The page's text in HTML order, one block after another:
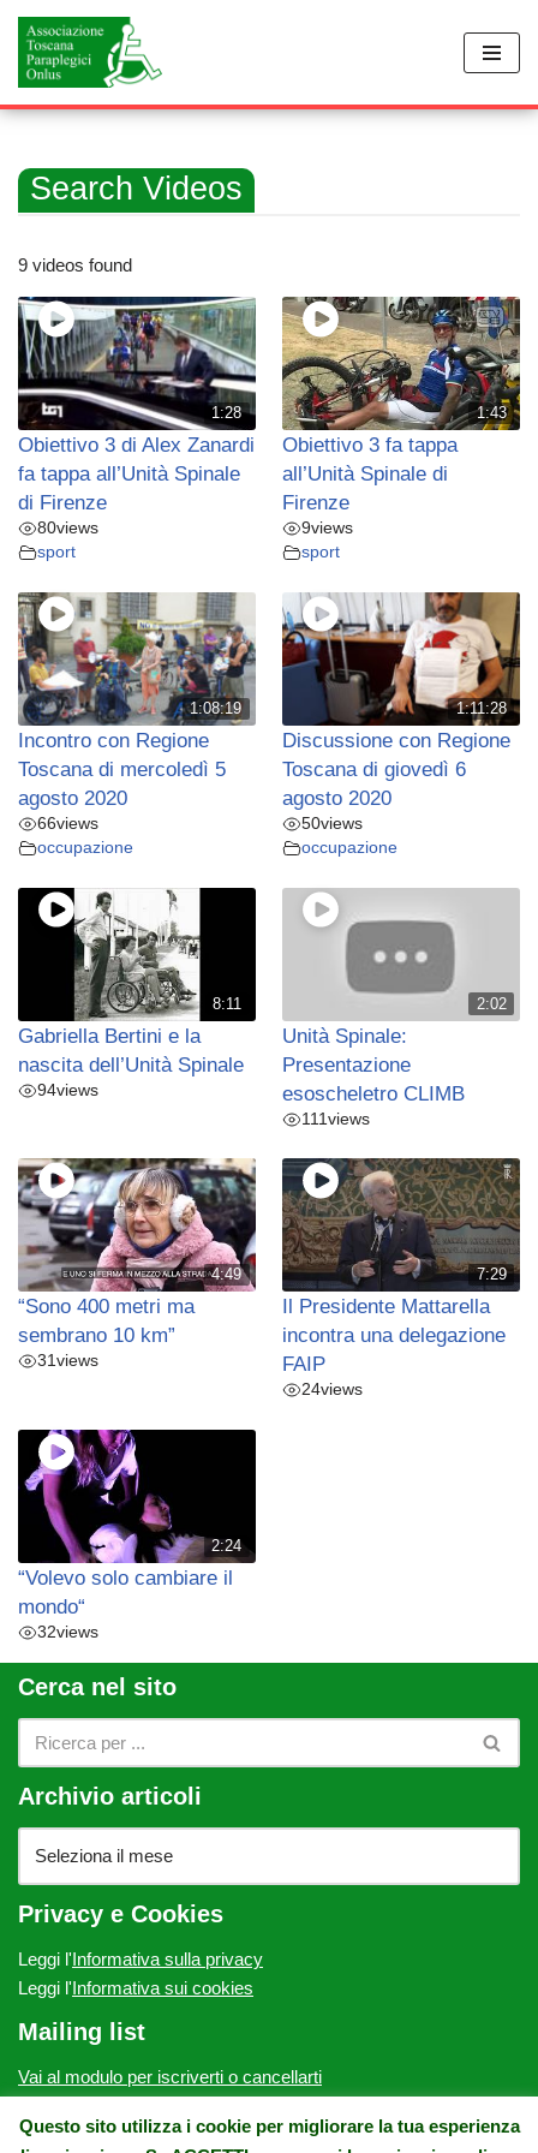
Vai
al
contenuto
Search Videos
9 videos found
1:28
Obiettivo 3 di Alex Zanardi
fa tappa all’Unità Spinale
di Firenze
80views
sport
1:43
Obiettivo 3 fa tappa
all’Unità Spinale di
Firenze
9views
sport
1:08:19
Incontro con Regione
Toscana di mercoledì 5
agosto 2020
66views
occupazione
1:11:28
Discussione con Regione
Toscana di giovedì 6
agosto 2020
50views
occupazione
8:11
Gabriella Bertini e la
nascita dell’Unità Spinale
94views
2:02
Unità Spinale:
Presentazione
esoscheletro CLIMB
111views
4:49
“Sono 400 metri ma
sembrano 10 km”
31views
7:29
Il Presidente Mattarella
incontra una delegazione
FAIP
24views
2:24
“Volevo solo cambiare il
mondo“
32views
Cerca nel sito
Archivio articoli
Privacy e Cookies
Leggi l'Informativa sulla privacy
Leggi l'Informativa sui cookies
Mailing list
Vai al modulo per iscriverti o cancellarti
ATP Onlus - c/o Villa Fabbricotti, via Vittorio Emanuele II, 64 -
Questo sito utilizza i cookie per migliorare la tua esperienza